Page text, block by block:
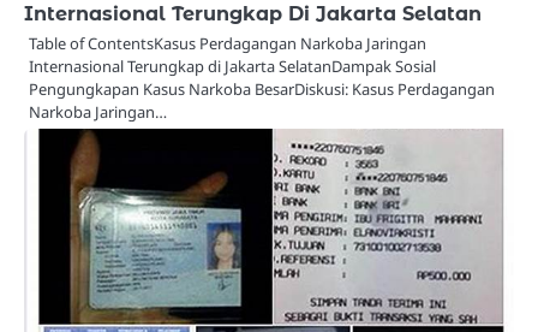
Internasional Terungkap Di Jakarta Selatan
Table of ContentsKasus Perdagangan Narkoba Jaringan
Internasional Terungkap di Jakarta SelatanDampak Sosial
Pengungkapan Kasus Narkoba BesarDiskusi: Kasus Perdagangan
Narkoba Jaringan…